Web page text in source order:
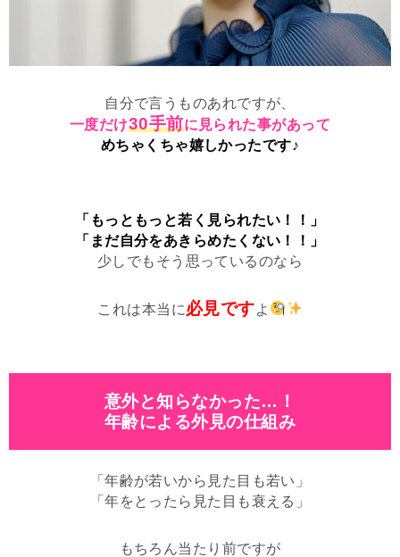
自分で言うものあれですが、
一度だけ30手前に見られた事があって
めちゃくちゃ嬉しかったです♪
「もっともっと若く見られたい！！」
「まだ自分をあきらめたくない！！」
少しでもそう思っているのなら
これは本当に必見ですよ
意外と知らなかった…！
年齢による外見の仕組み
「年齢が若いから見た目も若い」
「年をとったら見た目も衰える」
もちろん当たり前ですが